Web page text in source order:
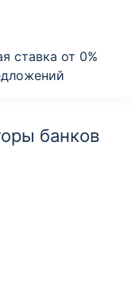
ставка от 0%
банков